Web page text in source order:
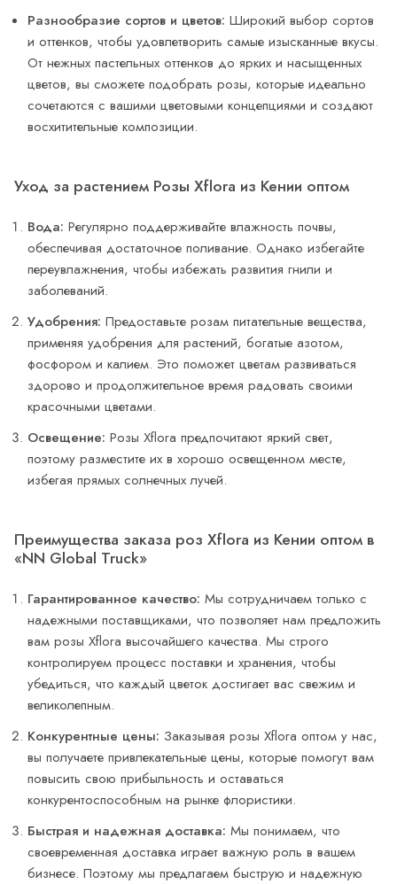
Разнообразие сортов и цветов: Широкий выбор сортов
и оттенков, чтобы удовлетворить самые изысканные вкусы.
От нежных пастельных оттенков до ярких и насыщенных
цветов, вы сможете подобрать розы, которые идеально
сочетаются с вашими цветовыми концепциями и создают
восхитительные композиции.
Уход за растением Розы Xflora из Кении оптом
Вода: Регулярно поддерживайте влажность почвы,
обеспечивая достаточное поливание. Однако избегайте
переувлажнения, чтобы избежать развития гнили и
заболеваний.
Удобрения: Предоставьте розам питательные вещества,
применяя удобрения для растений, богатые азотом,
фосфором и калием. Это поможет цветам развиваться
здорово и продолжительное время радовать своими
красочными цветами.
Освещение: Розы Xflora предпочитают яркий свет,
поэтому разместите их в хорошо освещенном месте,
избегая прямых солнечных лучей.
Преимущества заказа роз Xflora из Кении оптом в
«NN Global Truck»
Гарантированное качество: Мы сотрудничаем только с
надежными поставщиками, что позволяет нам предложить
вам розы Xflora высочайшего качества. Мы строго
контролируем процесс поставки и хранения, чтобы
убедиться, что каждый цветок достигает вас свежим и
великолепным.
Конкурентные цены: Заказывая розы Xflora оптом у нас,
вы получаете привлекательные цены, которые помогут вам
повысить свою прибыльность и оставаться
конкурентоспособным на рынке флористики.
Быстрая и надежная доставка: Мы понимаем, что
своевременная доставка играет важную роль в вашем
бизнесе. Поэтому мы предлагаем быструю и надежную